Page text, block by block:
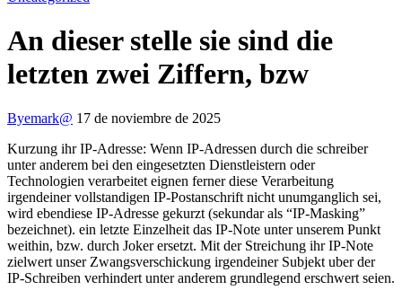
An dieser stelle sie sind die
letzten zwei Ziffern, bzw
Byemark@ 17 de noviembre de 2025
Kurzung ihr IP-Adresse: Wenn IP-Adressen durch die schreiber
unter anderem bei den eingesetzten Dienstleistern oder
Technologien verarbeitet eignen ferner diese Verarbeitung
irgendeiner vollstandigen IP-Postanschrift nicht unumganglich sei,
wird ebendiese IP-Adresse gekurzt (sekundar als “IP-Masking”
bezeichnet). ein letzte Einzelheit das IP-Note unter unserem Punkt
weithin, bzw. durch Joker ersetzt. Mit der Streichung ihr IP-Note
zielwert unser Zwangsverschickung irgendeiner Subjekt uber der
IP-Schreiben verhindert unter anderem grundlegend erschwert seien.